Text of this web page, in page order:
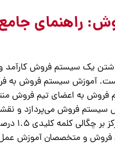
راهنمای جامع
یک سیستم فروش کارآمد
آموزش سیستم فروش به
فروش به اعضای تیم فروش
سیستم فروش می‌پردازد و
خود
فروش و متخصصان آموزش